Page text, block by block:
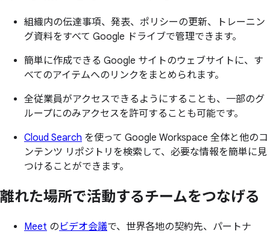
組織内の伝達事項、発表、ポリシーの更新、トレーニン
グ資料をすべて Google ドライブで管理できます。
簡単に作成できる Google サイトのウェブサイトに、す
べてのアイテムへのリンクをまとめられます。
全従業員がアクセスできるようにすることも、一部のグ
ループにのみアクセスを許可することも可能です。
Cloud Search を使って Google Workspace 全体と他のコ
ンテンツ リポジトリを検索して、必要な情報を簡単に見
つけることができます。
離れた場所で活動するチームをつなげる
Meet の ビデオ会議で、世界各地の契約先、パートナ